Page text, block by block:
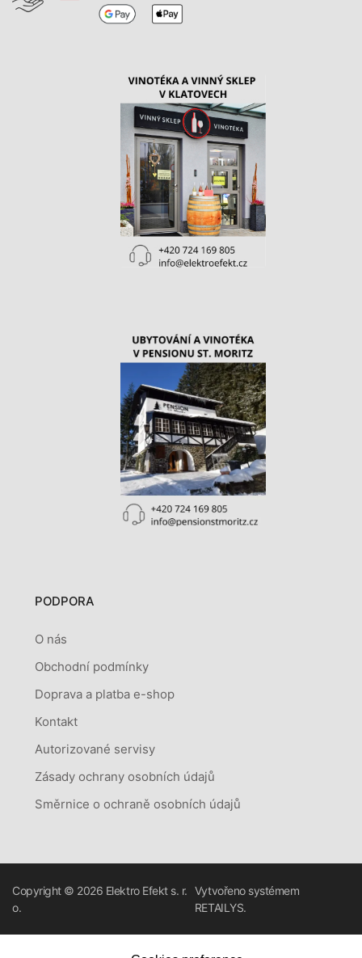
PODPORA
O nás
Obchodní podmínky
Doprava a platba e-shop
Kontakt
Autorizované servisy
Zásady ochrany osobních údajů
Směrnice o ochraně osobních údajů
Copyright © 2026 Elektro Efekt s. r.
o.
Vytvořeno systémem
RETAILYS.